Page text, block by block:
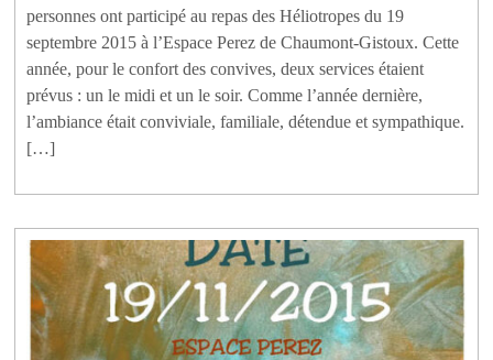
personnes ont participé au repas des Héliotropes du 19
septembre 2015 à l’Espace Perez de Chaumont-Gistoux. Cette
année, pour le confort des convives, deux services étaient
prévus : un le midi et un le soir. Comme l’année dernière,
l’ambiance était conviviale, familiale, détendue et sympathique.
[…]